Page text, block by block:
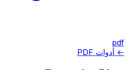
pdf
← أدوات PDF